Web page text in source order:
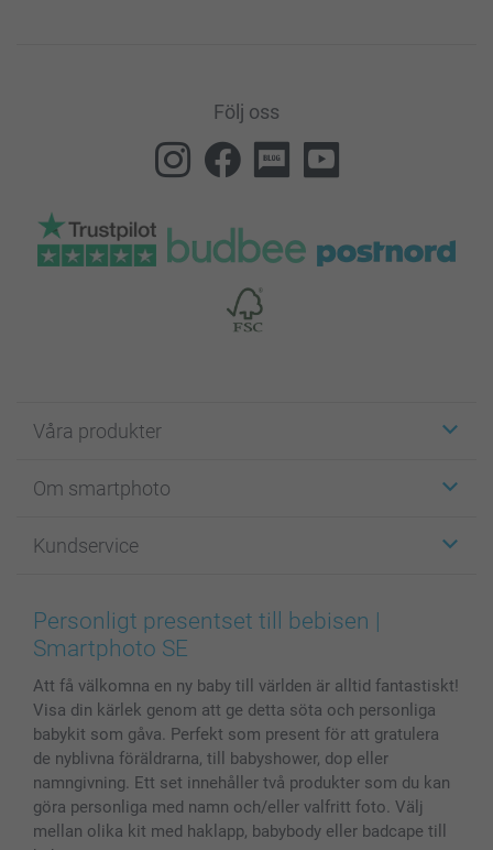
Följ oss
Våra produkter
Fotokort
Fotoböcker
Bilder, Fotoförstoring & Fotohäften
Skal till Mobil & Surfplatta
Fotoalmanackor & Fotoagenda
Fotoramar & Tillbehör
Presentkort
Alla fotoprodukter
Om smartphoto
För affiliates
Cookie Policy
Sitemap
Investor Relations
Kundservice
smartgaranti
smartbonus
Status på beställningar
Personligt presentset till bebisen |
Smartphoto SE
Att få välkomna en ny baby till världen är alltid fantastiskt!
Visa din kärlek genom att ge detta söta och personliga
babykit som gåva. Perfekt som present för att gratulera
de nyblivna föräldrarna, till babyshower, dop eller
namngivning. Ett set innehåller två produkter som du kan
göra personliga med namn och/eller valfritt foto. Välj
mellan olika kit med haklapp, babybody eller badcape till